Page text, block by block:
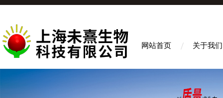
网站首页 关于我们